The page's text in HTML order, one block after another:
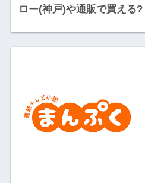
ロー(神戸)や通販で買える?